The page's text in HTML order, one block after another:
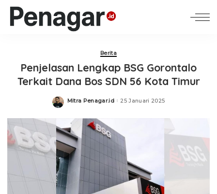
Berita
Penjelasan Lengkap BSG Gorontalo
Terkait Dana Bos SDN 56 Kota Timur
Posted
Mitra Penagar.id 25 Januari 2025